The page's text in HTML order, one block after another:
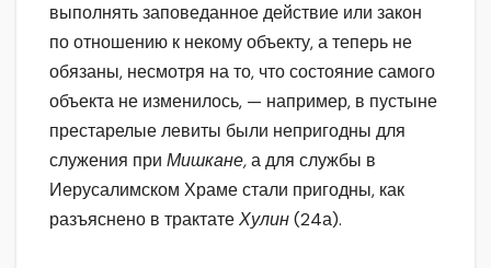
выполнять заповеданное действие или закон
по отношению к некому объекту, а теперь не
обязаны, несмотря на то, что состояние самого
объекта не изменилось, — например, в пустыне
престарелые левиты были непригодны для
служения при Мишкане,а для службы в
Иерусалимском Храме стали пригодны, как
разъяснено в трактатеХулин(24а).